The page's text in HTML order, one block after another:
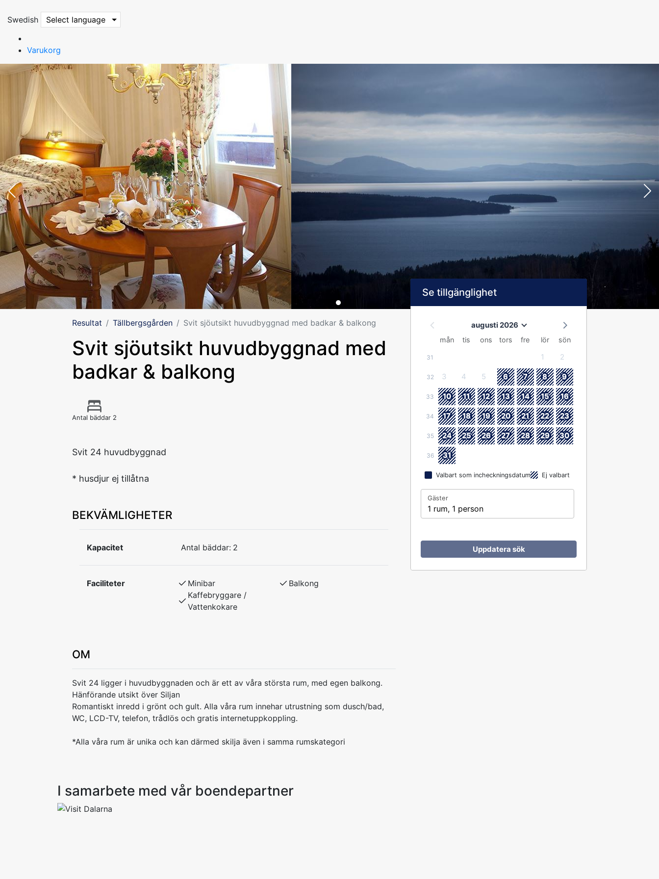
Swedish Select language
Varukorg
Resultat Tällbergsgården Svit sjöutsikt huvudbyggnad med badkar & balkong
Svit sjöutsikt huvudbyggnad med
badkar & balkong
Antal bäddar 2
Svit 24 huvudbyggnad
* husdjur ej tillåtna
BEKVÄMLIGHETER
Kapacitet Antal bäddar: 2
Faciliteter Minibar
Balkong
Kaffebryggare /
Vattenkokare
OM
Svit 24 ligger i huvudbyggnaden och är ett av våra största rum, med egen balkong.
Hänförande utsikt över Siljan
Romantiskt inredd i grönt och gult. Alla våra rum innehar utrustning som dusch/bad,
WC, LCD-TV, telefon, trådlös och gratis internetuppkoppling.
*Alla våra rum är unika och kan därmed skilja även i samma rumskategori
Se tillgänglighet
augusti 2026
mån tis ons tors fre lör sön
31 1 2
32 3 4 5 6 7 8 9
33 10 11 12 13 14 15 16
34 17 18 19 20 21 22 23
35 24 25 26 27 28 29 30
36 31
Valbart som incheckningsdatum Ej valbart
Gäster
1 rum, 1 person
Uppdatera sök
I samarbete med vår boendepartner